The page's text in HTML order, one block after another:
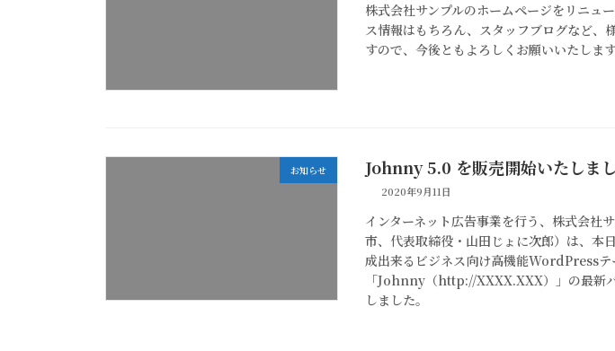
株式会社サンプルのホームページをリニュ
ス情報はもちろん、スタッフブログなど、
すので、今後ともよろしくお願いいたします
お知らせ Johnny 5.0 を販売開始いたしまし
2020年9月11日
インターネット広告事業を行う、株式会社
市、代表取締役・山田じょに次郎）は、本
成出来るビジネス向け高機能WordPressテ
「Johnny（http://XXXX.XXX）」の最新
しました。